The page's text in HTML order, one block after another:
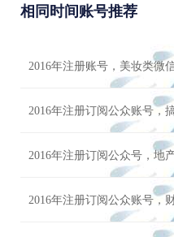
相同时间账号推荐